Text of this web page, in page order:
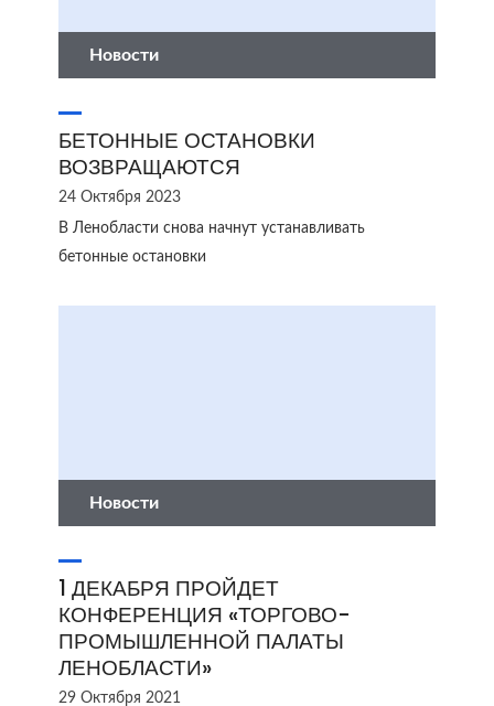
Новости
БЕТОННЫЕ ОСТАНОВКИ
ВОЗВРАЩАЮТСЯ
24 Октября 2023
В Ленобласти снова начнут устанавливать
бетонные остановки
Новости
1 ДЕКАБРЯ ПРОЙДЕТ
КОНФЕРЕНЦИЯ «ТОРГОВО-
ПРОМЫШЛЕННОЙ ПАЛАТЫ
ЛЕНОБЛАСТИ»
29 Октября 2021